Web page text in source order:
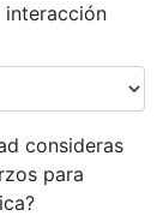
interacción
consideras
para